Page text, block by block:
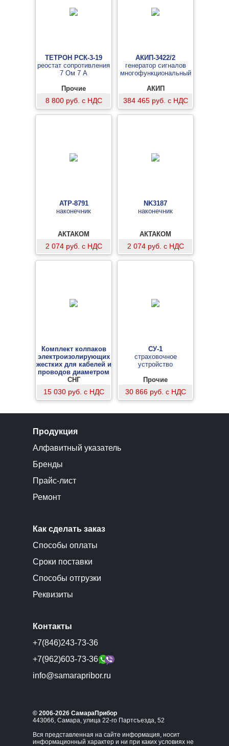
ТЕТРОН РСК-3-19
реостат сопротивления
7 Ом 7 А
Прочие
8 800 руб. с НДС
АКИП-3422/2
генератор сигналов
многофункциональный
АКИП
384 465 руб. с НДС
АТР-8791
наконечник
АКТАКОМ
2 074 руб. с НДС
NK3187
наконечник
АКТАКОМ
2 074 руб. с НДС
Комплект колпаков
электроизолирующих
жестких для кабелей и
проводов диаметром
до 12мм, 0,4-10 кВ
для применения в
электроустановках до
10 кВ
СНГ
15 030 руб. с НДС
СУ-1
страховочное
устройство
Прочие
30 866 руб. с НДС
Продукция
Алфавитный указатель
Бренды
Прайс-лист
Ремонт
Как сделать заказ
Способы оплаты
Сроки поставки
Способы отгрузки
Реквизиты
Контакты
+7(846)243-73-36
+7(962)603-73-36
info@samarapribor.ru
© 2006-2026 СамараПрибор
443066, Самара, улица 22-го Партсъезда, 52
Вся представленная на сайте информация, носит
информационный характер и ни при каких условиях не